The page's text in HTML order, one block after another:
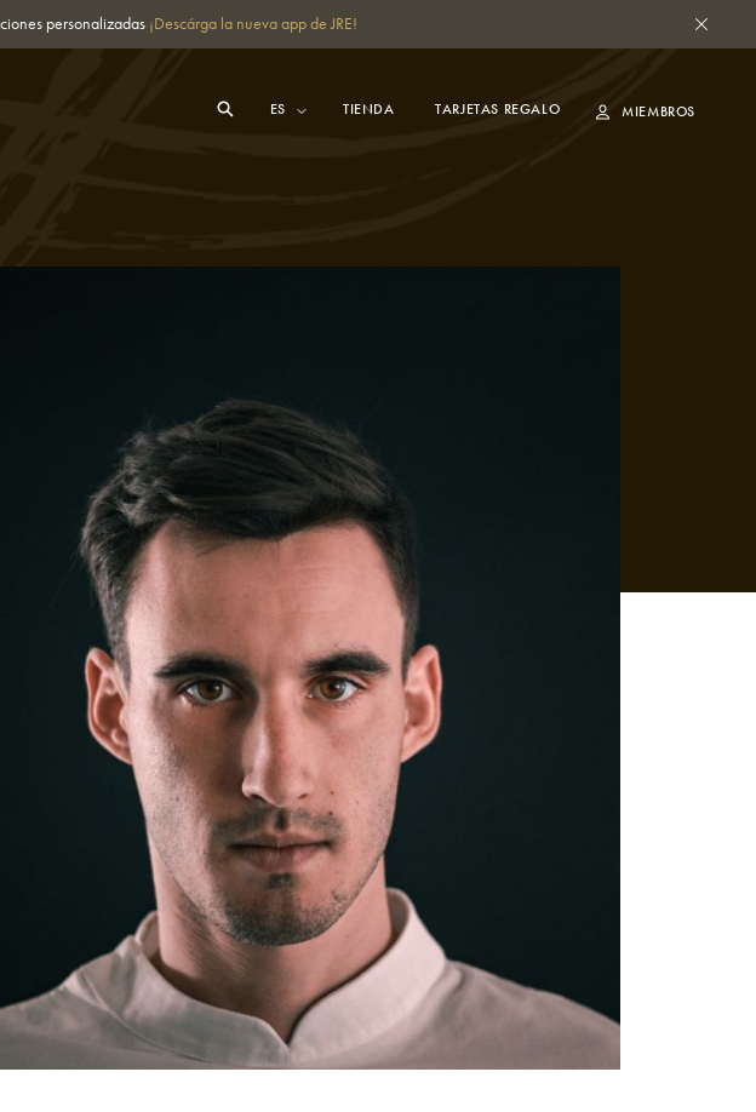
personalizadas ¡Descárga la nueva app de JRE!
TIENDA TARJETAS REGALO MIEMBROS